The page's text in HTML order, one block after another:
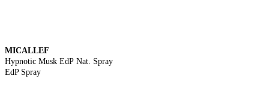
MICALLEF
Hypnotic Musk EdP Nat. Spray
EdP Spray